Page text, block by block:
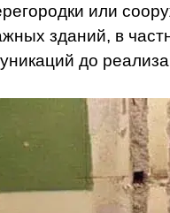
или
зданий, в
до